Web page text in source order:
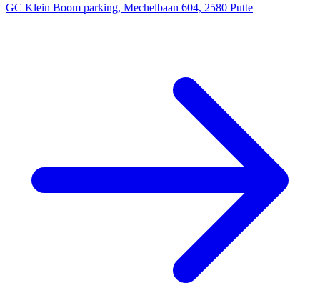
GC Klein Boom parking, Mechelbaan 604, 2580 Putte